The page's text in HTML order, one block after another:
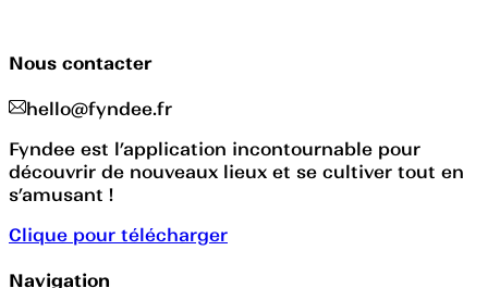
Nous contacter
hello@fyndee.fr
Fyndee est l’application incontournable pour
découvrir de nouveaux lieux et se cultiver tout en
s’amusant !
Clique pour télécharger
Navigation